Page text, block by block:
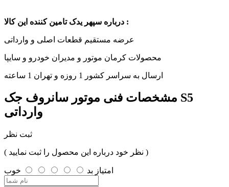
درباره سپهر یدک تامین کننده این کالا :
عرضه مستقیم قطعات اصلی و وارداتی
محصولات کرمان موتور و مدیران خودرو و سایپا
ارسال به سراسر کشور 1 روزه و تهران 1 ساعته
مشخصات فنی موتور سانروف جک S5
وارداتی
ثبت نظر
( نظر خود درباره این محصول را ثبت نمایید )
امتیاز بد خوب